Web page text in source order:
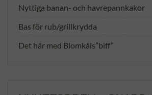
Nyttiga banan- och havrepannkakor
Bas för rub/grillkrydda
Det här med Blomkåls”biff”